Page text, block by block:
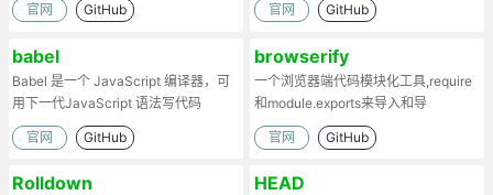
官网 GitHub 官网 GitHub
babel
Babel 是一个 JavaScript 编译器，可
用下一代JavaScript 语法写代码
官网 GitHub
browserify
一个浏览器端代码模块化工具,require
和module.exports来导入和导
出.Browserify的原理：部署时处理代
码依赖，将模块打包为一个文件。
官网 GitHub
Rolldown HEAD